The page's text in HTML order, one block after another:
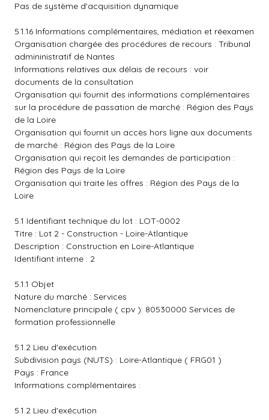
Pas de système d'acquisition dynamique
5.1.16 Informations complémentaires, médiation et réexamen
Organisation chargée des procédures de recours : Tribunal
admininistratif de Nantes
Informations relatives aux délais de recours : voir
documents de la consultation
Organisation qui fournit des informations complémentaires
sur la procédure de passation de marché : Région des Pays
de la Loire
Organisation qui fournit un accès hors ligne aux documents
de marché : Région des Pays de la Loire
Organisation qui reçoit les demandes de participation :
Région des Pays de la Loire
Organisation qui traite les offres : Région des Pays de la
Loire
5.1 Identifiant technique du lot : LOT-0002
Titre : Lot 2 - Construction - Loire-Atlantique
Description : Construction en Loire-Atlantique
Identifiant interne : 2
5.1.1 Objet
Nature du marché : Services
Nomenclature principale ( cpv ): 80530000 Services de
formation professionnelle
5.1.2 Lieu d'exécution
Subdivision pays (NUTS) : Loire-Atlantique ( FRG01 )
Pays : France
Informations complémentaires :
5.1.2 Lieu d'exécution